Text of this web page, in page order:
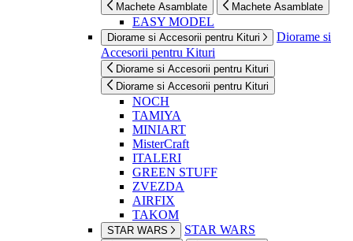
Machete Asamblate Machete Asamblate
EASY MODEL
Diorame si Accesorii pentru Kituri
Diorame si
Accesorii pentru Kituri
Diorame si Accesorii pentru Kituri
Diorame si Accesorii pentru Kituri
NOCH
TAMIYA
MINIART
MisterCraft
ITALERI
GREEN STUFF
ZVEZDA
AIRFIX
TAKOM
STAR WARS STAR WARS